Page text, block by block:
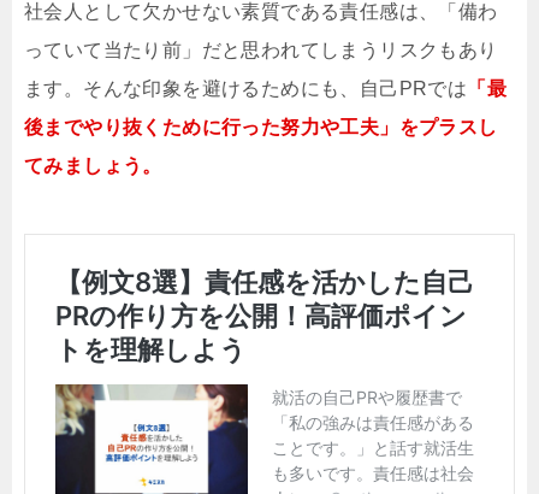
社会人として欠かせない素質である責任感は、「備わ
っていて当たり前」だと思われてしまうリスクもあり
ます。そんな印象を避けるためにも、自己PRでは 「最
後までやり抜くために行った努力や工夫」をプラスし
てみましょう。